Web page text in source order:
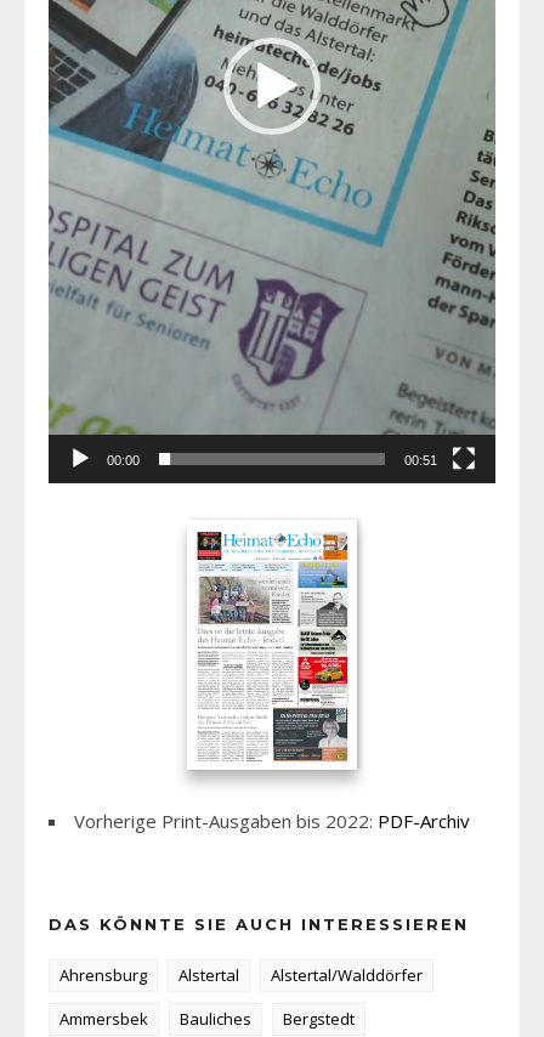
00:00 00:51
Vorherige Print-Ausgaben bis 2022: PDF-Archiv
DAS KÖNNTE SIE AUCH INTERESSIEREN
Ahrensburg Alstertal
Alstertal/Walddörfer
Ammersbek
Bauliches
Bergstedt